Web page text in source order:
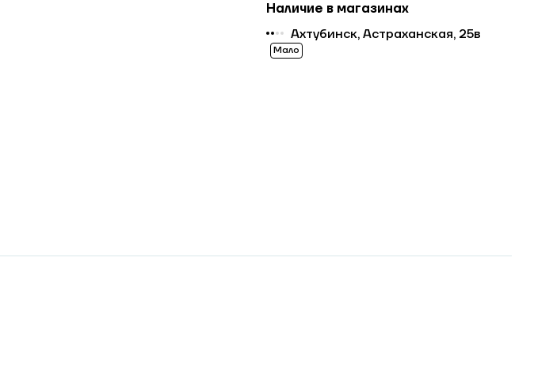
Наличие в магазинах
Ахтубинск, Астраханская, 25в
Мало